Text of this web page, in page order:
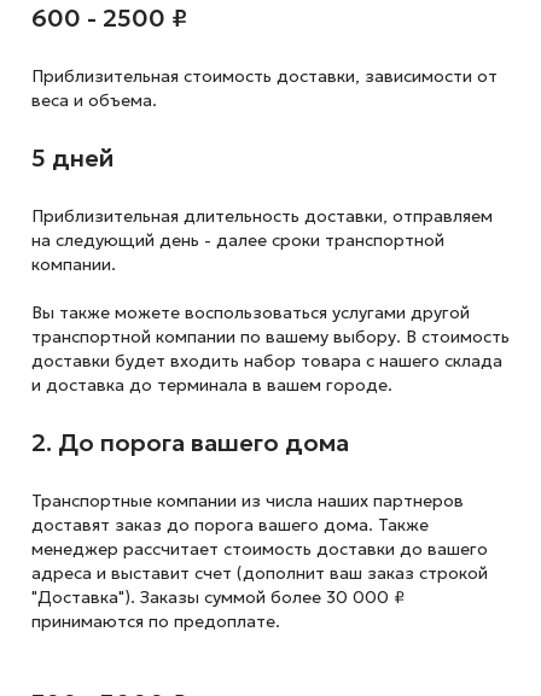
600 - 2500 ₽
Приблизительная стоимость доставки, зависимости от
веса и объема.
5 дней
Приблизительная длительность доставки, отправляем
на следующий день - далее сроки транспортной
компании.
Вы также можете воспользоваться услугами другой
транспортной компании по вашему выбору. В стоимость
доставки будет входить набор товара с нашего склада
и доставка до терминала в вашем городе.
2. До порога вашего дома
Транспортные компании из числа наших партнеров
доставят заказ до порога вашего дома. Также
менеджер рассчитает стоимость доставки до вашего
адреса и выставит счет (дополнит ваш заказ строкой
"Доставка"). Заказы суммой более 30 000 ₽
принимаются по предоплате.